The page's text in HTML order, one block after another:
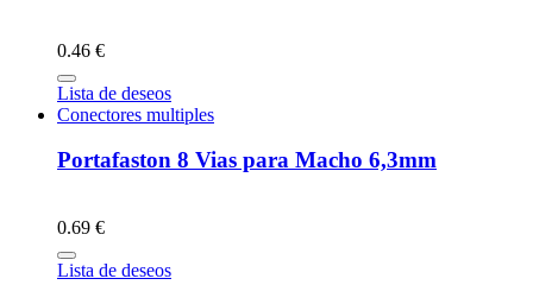
0.46 €
Lista de deseos
Conectores multiples
Portafaston 8 Vias para Macho 6,3mm
0.69 €
Lista de deseos